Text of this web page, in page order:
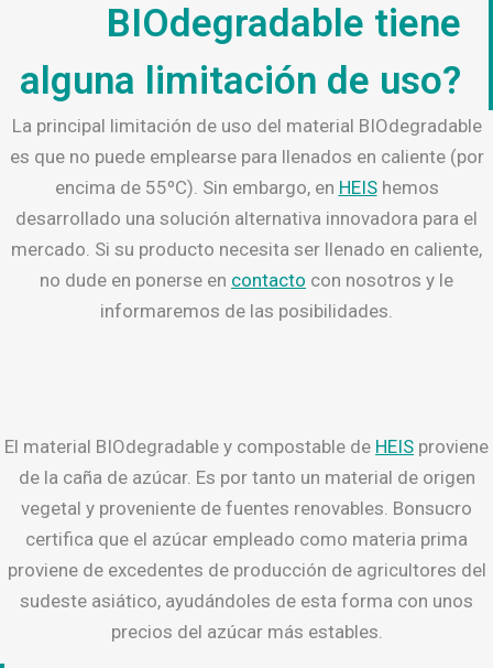
BIOdegradable tiene
alguna limitación de uso?
La principal limitación de uso del material BIOdegradable
es que no puede emplearse para llenados en caliente (por
encima de 55ºC). Sin embargo, en HEIShemos
desarrollado una solución alternativa innovadora para el
mercado. Si su producto necesita ser llenado en caliente,
no dude en ponerse en contacto con nosotros y le
informaremos de las posibilidades.
El material BIOdegradable y compostable de HEIS proviene
de la caña de azúcar. Es por tanto un material de origen
vegetal y proveniente de fuentes renovables. Bonsucro
certifica que el azúcar empleado como materia prima
proviene de excedentes de producción de agricultores del
sudeste asiático, ayudándoles de esta forma con unos
precios del azúcar más estables.